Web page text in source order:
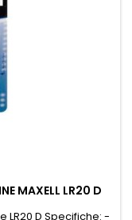
MAXELL LR20 D
D Specifiche: -